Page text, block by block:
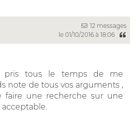
12 messages
le 01/10/2016 à 18:06
pris tous le temps de me
note de tous vos arguments ,
faire une recherche sur une